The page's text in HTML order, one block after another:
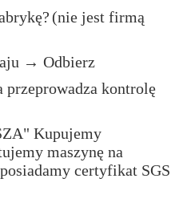
(nie jest firmą
→ Odbierz
kontrolę
Kupujemy
maszynę na
certyfikat SGS